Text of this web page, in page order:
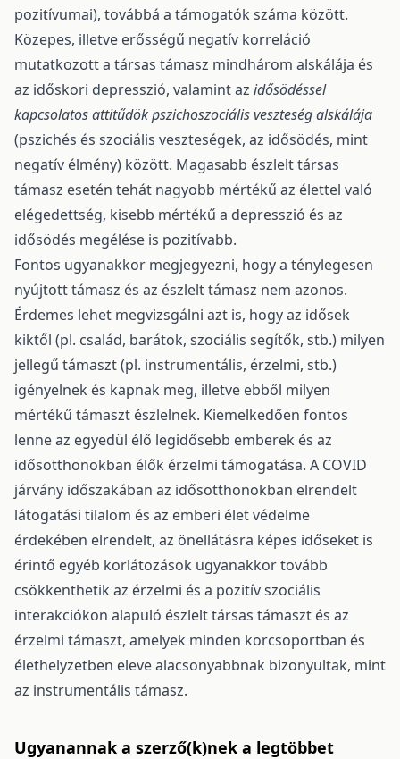
pozitívumai), továbbá a támogatók száma között.
Közepes, illetve erősségű negatív korreláció
mutatkozott a társas támasz mindhárom alskálája és
az időskori depresszió, valamint az idősödéssel
kapcsolatos attitűdökpszichoszociális veszteség alskálája
(pszichés és szociális veszteségek, az idősödés, mint
negatív élmény) között. Magasabb észlelt társas
támasz esetén tehát nagyobb mértékű az élettel való
elégedettség, kisebb mértékű a depresszió és az
idősödés megélése is pozitívabb.
Fontos ugyanakkor megjegyezni, hogy a ténylegesen
nyújtott támasz és az észlelt támasz nem azonos.
Érdemes lehet megvizsgálni azt is, hogy az idősek
kiktől (pl. család, barátok, szociális segítők, stb.) milyen
jellegű támaszt (pl. instrumentális, érzelmi, stb.)
igényelnek és kapnak meg, illetve ebből milyen
mértékű támaszt észlelnek. Kiemelkedően fontos
lenne az egyedül élő legidősebb emberek és az
idősotthonokban élők érzelmi támogatása. A COVID
járvány időszakában az idősotthonokban elrendelt
látogatási tilalom és az emberi élet védelme
érdekében elrendelt, az önellátásra képes időseket is
érintő egyéb korlátozások ugyanakkor tovább
csökkenthetik az érzelmi és a pozitív szociális
interakciókon alapuló észlelt társas támaszt és az
érzelmi támaszt, amelyek minden korcsoportban és
élethelyzetben eleve alacsonyabbnak bizonyultak, mint
az instrumentális támasz.
Ugyanannak a szerző(k)nek a legtöbbet